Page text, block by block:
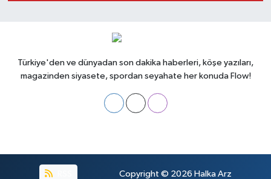
Türkiye'den ve dünyadan son dakika haberleri, köşe yazıları,
magazinden siyasete, spordan seyahate her konuda Flow!
Copyright © 2026 Halka Arz